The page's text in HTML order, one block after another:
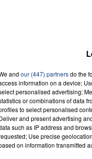
prochaine
parfois
l'Aisne et l'Oise
Four To The
Floor
OFENBACH &
STARSAILOR
and our (447) partnersdo the
information on a device;
personalised advertising;
or combinations of data
to select personalised
and present advertising
such as IP address and
Use precise
on information transmitted